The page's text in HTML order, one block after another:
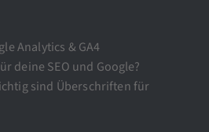
Analytics & GA4
deine SEO und Google?
sind Überschriften für